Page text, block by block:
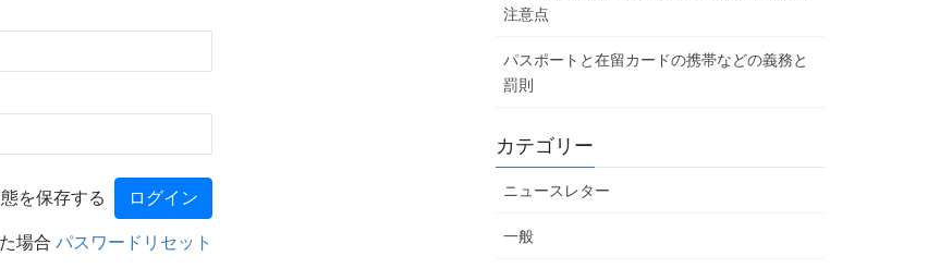
を保存する
場合 パスワードリセット
注意点
パスポートと在留カードの携帯などの義務と
罰則
カテゴリー
ニュースレター
一般